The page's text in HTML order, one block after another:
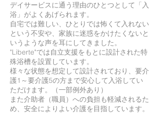
デイサービスに通う理由のひとつとして「入
浴」がよくあげられます。
自宅では難しい、ひとりでは怖くて入れない
という不安や、家族に迷惑をかけたくないと
いうような声を耳にしてきました。
"Liberte"では自立支援をもとに設計された特
殊浴槽を設置しています。
様々な状態を想定して設計されており、要介
護1～要介護5の方まで安心して入浴してい
ただけます。（一部例外あり）
また介助者（職員）への負担も軽減されるた
め、安全によりよい介護を目指しています。